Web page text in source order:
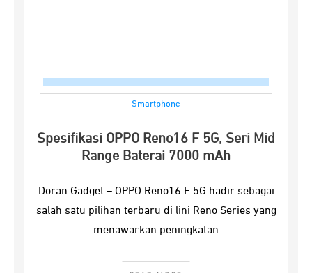
Smartphone
Spesifikasi OPPO Reno16 F 5G, Seri Mid
Range Baterai 7000 mAh
Doran Gadget – OPPO Reno16 F 5G hadir sebagai
salah satu pilihan terbaru di lini Reno Series yang
menawarkan peningkatan